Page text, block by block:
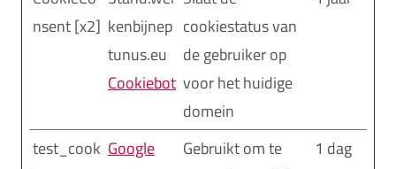
nsent [x2] kenbijnep
tunus.eu
Cookiebot
cookiestatus van
de gebruiker op
voor het huidige
domein
test_cook Google
Gebruikt om te
1 dag